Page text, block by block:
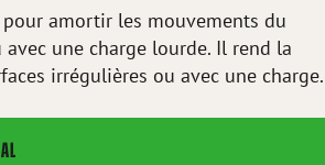
amortir les mouvements du
une charge lourde. Il rend la
irrégulières ou avec une charge.